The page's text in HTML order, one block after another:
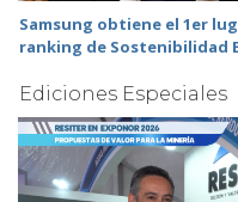
Samsung obtiene el 1er
ranking de Sostenibilidad
Ediciones Especiales